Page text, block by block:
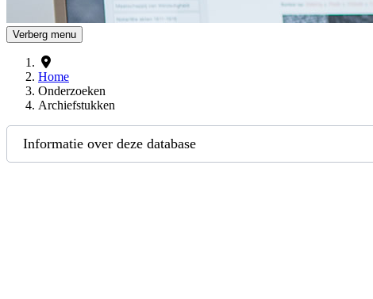
Verberg menu
Home
Onderzoeken
Archiefstukken
Informatie over deze database